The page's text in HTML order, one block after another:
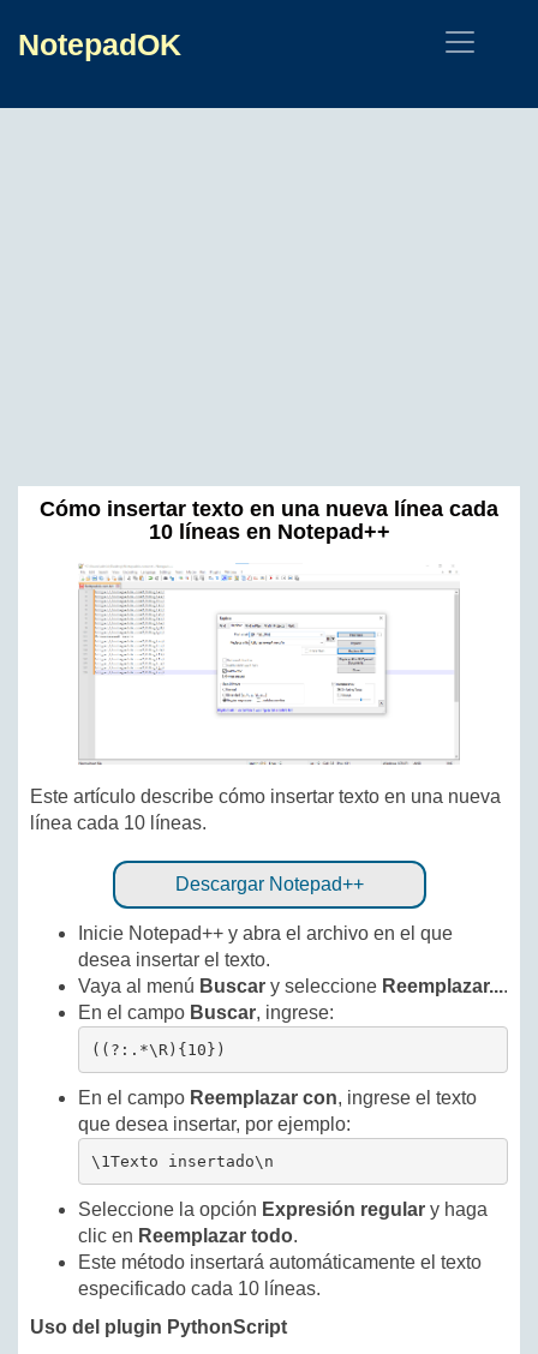
NotepadOK
Cómo insertar texto en una nueva línea cada
10 líneas en Notepad++
Este artículo describe cómo insertar texto en una nueva
línea cada 10 líneas.
Descargar Notepad++
Inicie Notepad++ y abra el archivo en el que
desea insertar el texto.
Vaya al menú Buscar y seleccione Reemplazar....
En el campo Buscar, ingrese:
((?:.*\R){10})
En el campo Reemplazar con, ingrese el texto
que desea insertar, por ejemplo:
\1Texto insertado\n
Seleccione la opción Expresión regular y haga
clic en Reemplazar todo.
Este método insertará automáticamente el texto
especificado cada 10 líneas.
Uso del plugin PythonScript